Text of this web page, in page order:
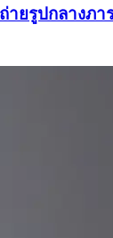
ายรูปกลางภ